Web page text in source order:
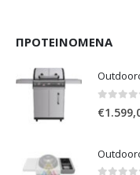
ΠΡΟΤΕΙΝΌΜΕΝΑ
€